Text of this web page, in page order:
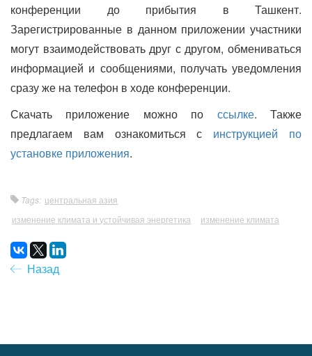
конференции до прибытия в Ташкент.
Зарегистрированные в данном приложении участники
могут взаимодействовать друг с другом, обмениваться
информацией и сообщениями, получать уведомления
сразу же на телефон в ходе конференции.
Скачать приложение можно по ссылке. Также
предлагаем вам ознакомиться с инструкцией по
установке приложения.
Tags: центральная азия
изменение климата и устойчивая энергетика
изменение климата
Назад